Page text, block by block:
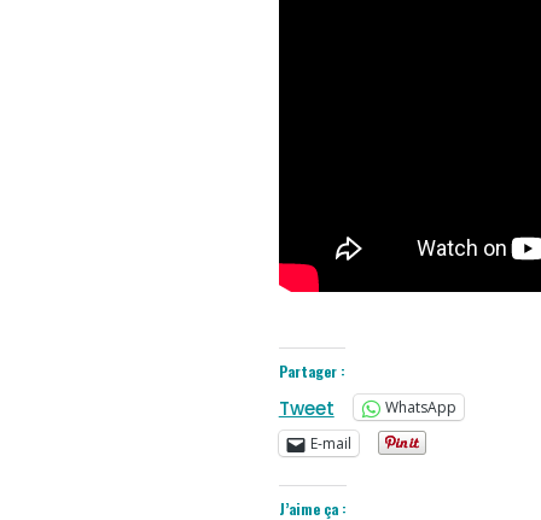
Partager :
Tweet
WhatsApp
E-mail
J’aime ça :